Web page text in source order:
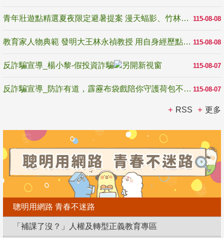
115-08-08
青年壯遊點精選夏夜限定避暑提案 漫天蝠影、竹林尋蛙、茶香夜觀 邀青年暮色出發
115-08-08
教育家人物典範 發明大王林永禎教授 用自身經歷點亮學生的路
115-08-07
反詐騙宣導_楊小黎-假投資詐騙
115-08-07
反詐騙宣導_防詐有道，霹靂布袋戲陪你守護荷包不受騙
RSS 更多
聰明用網路 青春不迷路
「補課了沒？」人權及轉型正義教育專區